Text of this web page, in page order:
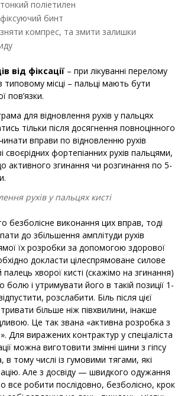
поліетилен
бинт
компрес, та змити залишки
від фіксації – при лікуванні перелому
типовому місці – пальці мають бути
пов’язки.
для відновлення рухів у пальцях
тільки після досягнення повноцінного
вправи по відновленню рухів
своєрідних фортепіанних рухів пальцями,
активного згинання чи розгинання по 5-
рухів у пальцях кисті
безболісне виконання цих вправ, тоді
до збільшення амплітуди рухів
їх розробки за допомогою здорової
докласти цілеспрямоване силове
хворої кисті (скажімо на згинання)
і утримувати його в такій позиції 1-
розслабити. Біль після цієї
більше ніж півхвилини, інакше
Це так звана «активна розробка з
Для виражених контрактур у спеціаліста
можна виготовити змінні шини з гіпсу
тому числі із гумовими тягами, які
Але з досвіду — швидкого одужання
все робити послідовно, безболісно, крок